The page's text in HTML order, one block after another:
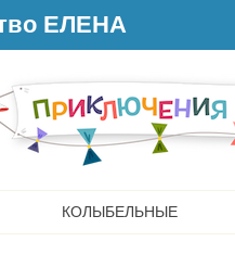
ЕЛЕНА
КОЛЫБЕЛЬНЫЕ